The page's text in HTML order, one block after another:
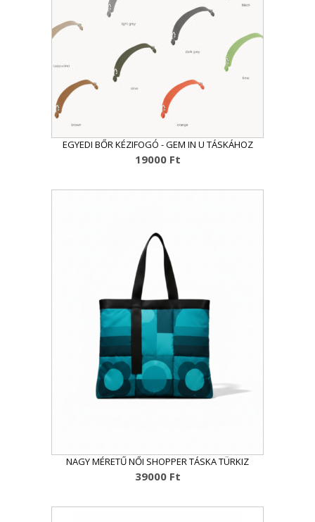
EGYEDI BŐR KÉZIFOGÓ - GEM IN U TÁSKÁHOZ
19000 Ft
NAGY MÉRETŰ NŐI SHOPPER TÁSKA TÜRKIZ
39000 Ft